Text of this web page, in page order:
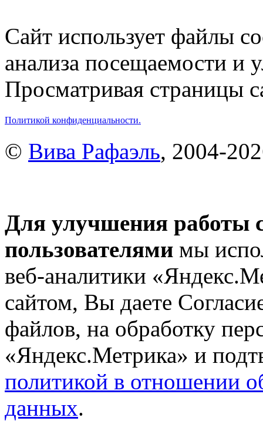
Сайт использует файлы
анализа посещаемости и
Просматривая страницы
Политикой конфиденциальности.
© Вива Рафаэль, 2004-
Для улучшения работы
пользователями мы
веб-аналитики
сайтом, Вы даете
файлов, на обработку
«Яндекс.Метрика» и
политикой в отношении
данных.